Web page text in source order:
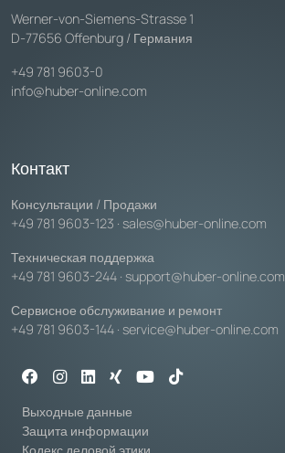
Werner-von-Siemens-Strasse 1
D-77656 Offenburg / Германия
+49 781 9603-0
info@huber-online.com
Контакт
Консультации / Продажи
+49 781 9603-123 · sales@huber-online.com
Техническая поддержка
+49 781 9603-244 · support@huber-online.com
Сервисное обслуживание и ремонт
+49 781 9603-144 · service@huber-online.com
Выходные данные
Защита информации